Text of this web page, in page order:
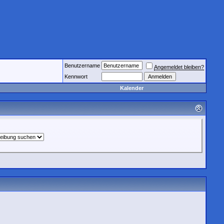
Benutzername
Angemeldet bleiben?
Kennwort
Kalender